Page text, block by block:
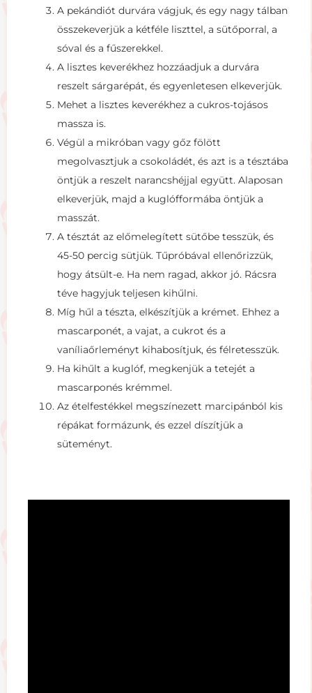
A pekándiót durvára vágjuk, és egy nagy tálban
összekeverjük a kétféle liszttel, a sütőporral, a
sóval és a fűszerekkel.
A lisztes keverékhez hozzáadjuk a durvára
reszelt sárgarépát, és egyenletesen elkeverjük.
Mehet a lisztes keverékhez a cukros-tojásos
massza is.
Végül a mikróban vagy gőz fölött
megolvasztjuk a csokoládét, és azt is a tésztába
öntjük a reszelt narancshéjjal együtt. Alaposan
elkeverjük, majd a kuglófformába öntjük a
masszát.
A tésztát az előmelegített sütőbe tesszük, és
45-50 percig sütjük. Tűpróbával ellenőrizzük,
hogy átsült-e. Ha nem ragad, akkor jó. Rácsra
téve hagyjuk teljesen kihűlni.
Míg hűl a tészta, elkészítjük a krémet. Ehhez a
mascarponét, a vajat, a cukrot és a
vaníliaőrleményt kihabosítjuk, és félretesszük.
Ha kihűlt a kuglóf, megkenjük a tetejét a
mascarponés krémmel.
Az ételfestékkel megszínezett marcipánból kis
répákat formázunk, és ezzel díszítjük a
süteményt.